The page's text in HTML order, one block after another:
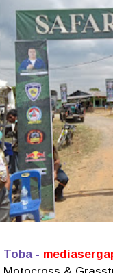
Toba -